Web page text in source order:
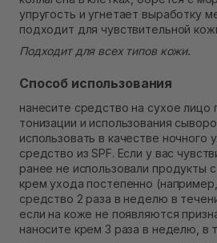
упругость и угнетает выработку
подходит для чувствительной
Подходит для всех типов кожи.
Способ использования
нанесите средство на сухое лицо
тонизации и использования
использовать в качестве ночного
средство из SPF. Если у вас
ранее не использовали продукты
крем ухода постепенно
средство 2 раза в неделю в
если на коже не появляются
наносите крем 3 раза в неделю, в